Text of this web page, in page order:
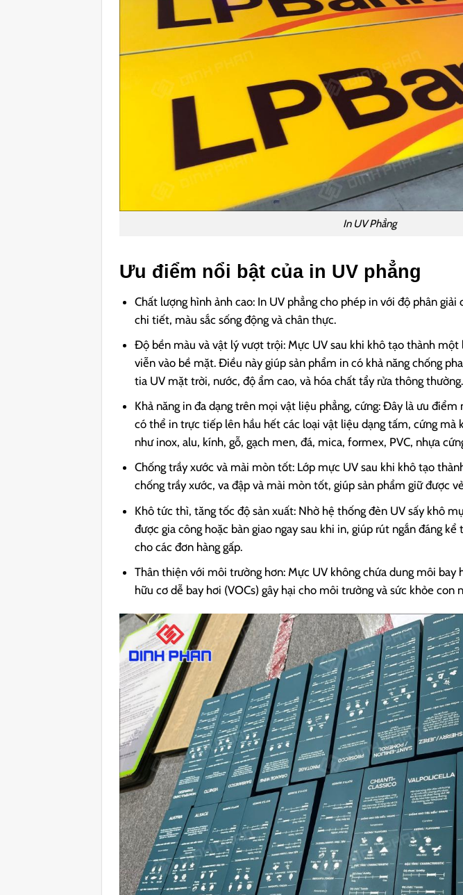
In UV Phẳng
Ưu điểm nổi bật của in UV phẳng
Chất lượng hình ảnh cao: In UV phẳng cho phép in với độ phân
chi tiết, màu sắc sống động và chân thực.
Độ bền màu và vật lý vượt trội: Mực UV sau khi khô tạo thành một
viễn vào bề mặt. Điều này giúp sản phẩm in có khả năng chống
tia UV mặt trời, nước, độ ẩm cao, và hóa chất tẩy rửa thông thường.
Khả năng in đa dạng trên mọi vật liệu phẳng, cứng: Đây là ưu
có thể in trực tiếp lên hầu hết các loại vật liệu dạng tấm, cứng mà
như inox, alu, kính, gỗ, gạch men, đá, mica, formex, PVC, nhựa
Chống trầy xước và mài mòn tốt: Lớp mực UV sau khi khô tạo
chống trầy xước, va đập và mài mòn tốt, giúp sản phẩm giữ được
Khô tức thì, tăng tốc độ sản xuất: Nhờ hệ thống đèn UV sấy khô
được gia công hoặc bàn giao ngay sau khi in, giúp rút ngắn đáng
cho các đơn hàng gấp.
Thân thiện với môi trường hơn: Mực UV không chứa dung môi bay
hữu cơ dễ bay hơi (VOCs) gây hại cho môi trường và sức khỏe con